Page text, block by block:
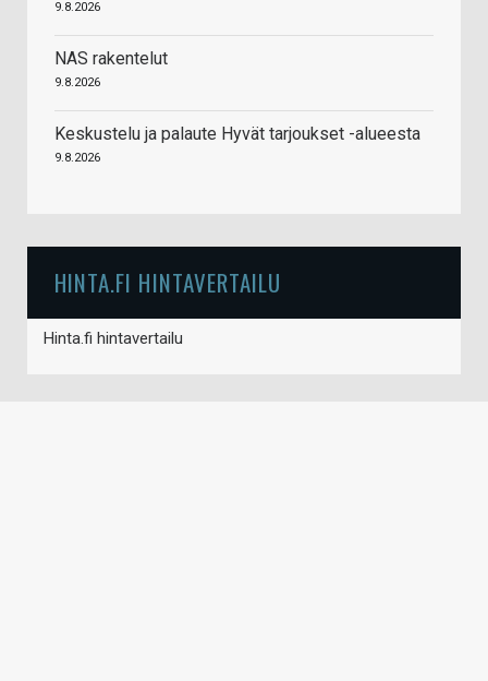
9.8.2026
NAS rakentelut
9.8.2026
Keskustelu ja palaute Hyvät tarjoukset -alueesta
9.8.2026
HINTA.FI HINTAVERTAILU
Hinta.fi hintavertailu